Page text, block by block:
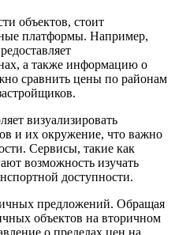
объектов, стоит
платформы. Например,
а также информацию о
сравнить цены по районам
визуализировать
и их окружение, что важно
Сервисы, такие как
возможность изучать
доступности.
предложений. Обращая
объектов на вторичном